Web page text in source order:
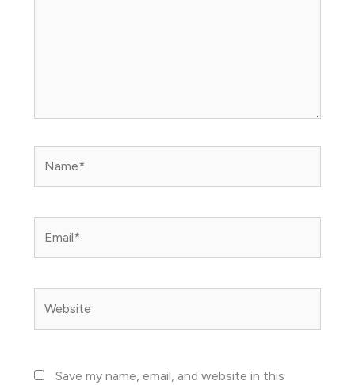
Save my name, email, and website in this